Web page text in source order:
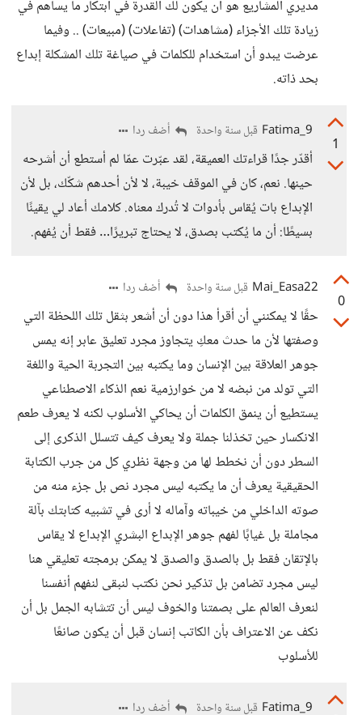
مديري المشاريع هو أن يكون لك القدرة في أبتكار ما يساهم في
زيادة تلك الأجزاء (مشاهدات) (تفاعلات) (مبيعات) .. وفيما
عرضت يبدو أن استخدام للكلمات في صياغة تلك المشكلة إبداع
بحد ذاته.
1
Fatima_9 قبل سنة واحدة أضف ردا
أقدّر جدًا قراءتك العميقة، لقد عبّرت عمّا لم أستطع أن أشرحه
حينها. نعم، كان في الموقف خيبة، لا لأن أحدهم شكّك، بل لأن
الإبداع بات يُقاس بأدوات لا تُدرك معناه. كلامك أعاد لي يقينًا
بسيطًا: أن ما يُكتب بصدق، لا يحتاج تبريرًا… فقط أن يُفهم.
0
Mai_Easa22 قبل سنة واحدة أضف ردا
حقًا لا يمكنني أن أقرأ هذا دون أن أشعر بثقل تلك اللحظة التي
وصفتها لأن ما حدث معكِ يتجاوز مجرد تعليق عابر إنه يمس
جوهر العلاقة بين الإنسان وما يكتبه بين التجربة الحية واللغة
التي تولد من نبضه لا من خوارزمية نعم الذكاء الاصطناعي
يستطيع أن ينمق الكلمات أن يحاكي الأسلوب لكنه لا يعرف طعم
الانكسار حين تخذلنا جملة ولا يعرف كيف تتسلل الذكرى إلى
السطر دون أن نخطط لها من وجهة نظري كل من جرب الكتابة
الحقيقية يعرف أن ما يكتبه ليس مجرد نص بل جزء منه من
صوته الداخلي من خيباته وآماله لا أرى في تشبيه كتابتك بآلة
مجاملة بل غيابًا لفهم جوهر الإبداع البشري الإبداع لا يقاس
بالإتقان فقط بل بالصدق والصدق لا يمكن برمجته تعليقي هنا
ليس مجرد تضامن بل تذكير نحن نكتب لنبقى لنفهم أنفسنا
لنعرف العالم على بصمتنا والخوف ليس أن تتشابه الجمل بل أن
نكف عن الاعتراف بأن الكاتب إنسان قبل أن يكون صانعًا
للأسلوب
Fatima_9 قبل سنة واحدة أضف ردا